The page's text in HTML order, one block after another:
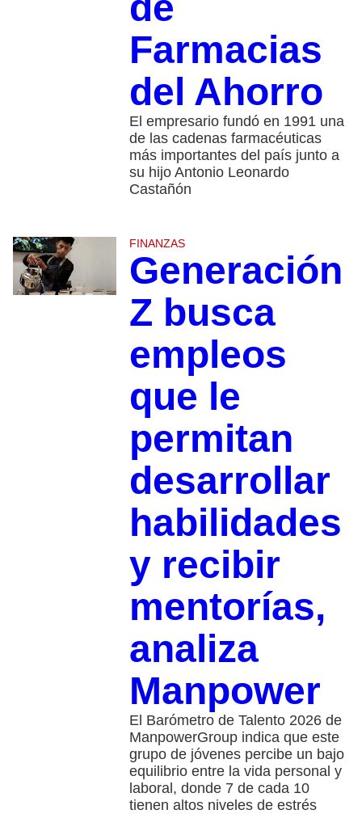
Farmacias
del Ahorro
El empresario fundó en 1991 una
de las cadenas farmacéuticas
más importantes del país junto a
su hijo Antonio Leonardo
Castañón
FINANZAS
Generación
Z busca
empleos
que le
permitan
desarrollar
habilidades
y recibir
mentorías,
analiza
Manpower
El Barómetro de Talento 2026 de
ManpowerGroup indica que este
grupo de jóvenes percibe un bajo
equilibrio entre la vida personal y
laboral, donde 7 de cada 10
tienen altos niveles de estrés